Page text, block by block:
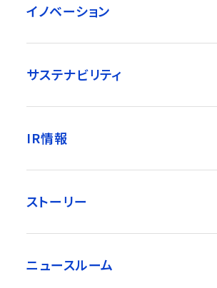
イノベーション
サステナビリティ
IR情報
ストーリー
ニュースルーム